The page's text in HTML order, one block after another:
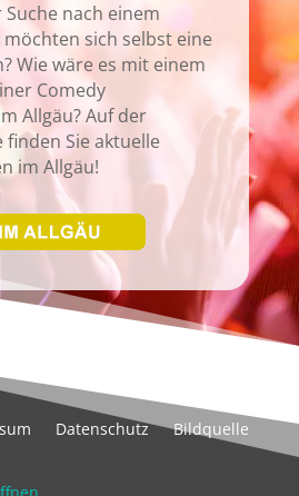
nach einem
sich selbst eine
Wie wäre es mit einem
Comedy
Allgäu? Auf der
finden Sie aktuelle
im Allgäu!
Datenschutz Bildquelle